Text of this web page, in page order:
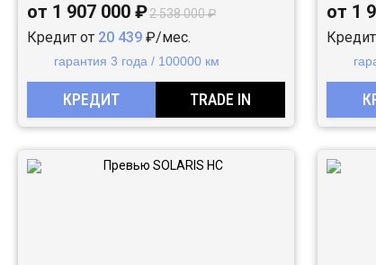
от 1 907 000 ₽2 538 000 ₽
Кредит от 20 439 ₽/мес.
гарантия 3 года / 100000 км
КРЕДИТ TRADE IN
от 1